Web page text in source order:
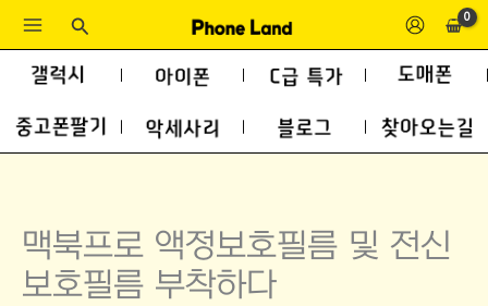
텐
건
검
색
맥북프로 액정보호필름 및 전신
보호필름 부착하다